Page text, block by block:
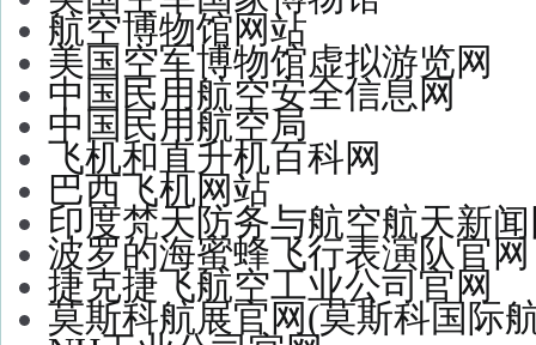
航空博物馆网站
美国空军博物馆虚拟游览网
中国民用航空安全信息网
中国民用航空局
飞机和直升机百科网
巴西飞机网站
印度梵天防务与航空航天新闻
波罗的海蜜蜂飞行表演队官网
捷克捷飞航空工业公司官网
莫斯科航展官网(莫斯科国际